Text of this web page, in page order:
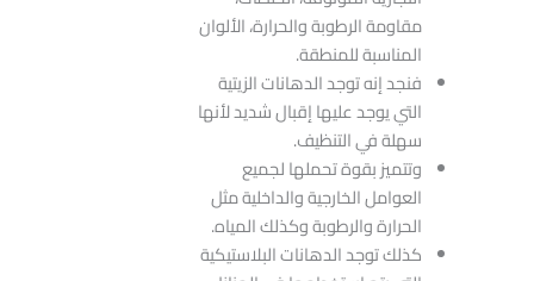
مقاومة الرطوبة والحرارة، الألوان
المناسبة للمنطقة.
فنجد إنه توجد الدهانات الزيتية
التي يوجد عليها إقبال شديد لأنها
سهلة في التنظيف.
وتتميز بقوة تحملها لجميع
العوامل الخارجية والداخلية مثل
الحرارة والرطوبة وكذلك المياه.
كذلك توجد الدهانات البلاستيكية